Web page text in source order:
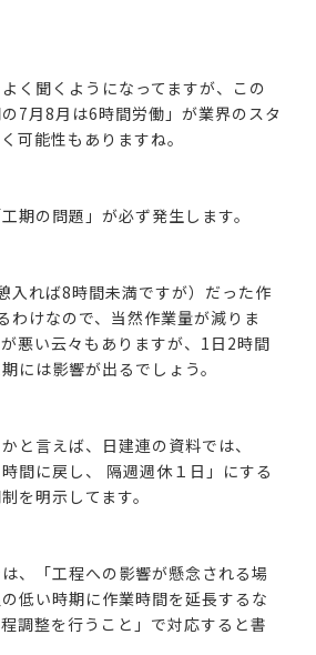
く聞くようになってますが、この
7月8月は6時間労働」が業界のスタ
可能性もありますね。
期の問題」が必ず発生します。
入れば8時間未満ですが）だった作
わけなので、当然作業量が減りま
悪い云々もありますが、1日2時間
には影響が出るでしょう。
と言えば、日建連の資料では、
時間に戻し、 隔週週休１日」にする
を明示してます。
、「工程への影響が懸念される場
低い時期に作業時間を延長するな
調整を行うこと」で対応すると書